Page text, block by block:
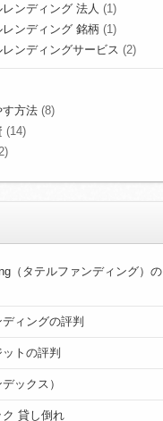
ンディング 法人 (1)
レンディング 銘柄 (1)
レンディングサービス (2)
す方法 (8)
(14)
（タテルファンディング）の
ィングの評判
トの評判
ックス）
貸し倒れ